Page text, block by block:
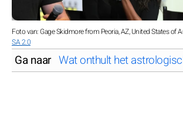
Foto van: Gage Skidmore from Peoria, AZ, United States of
SA 2.0
Ga naar Wat onthult het